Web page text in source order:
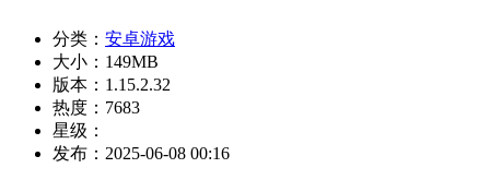
分类： 安卓游戏
大小： 149MB
版本： 1.15.2.32
热度： 7683
星级：
发布： 2025-06-08 00:16